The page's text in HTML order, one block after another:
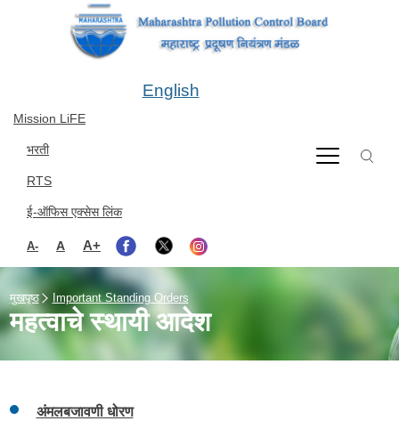
Mission LiFE
भरती
RTS
ई-ऑफिस एक्सेस लिंक
A- A A+
English
मुखपृष्ठ Important Standing Orders
महत्वाचे स्थायी आदेश
अंमलबजावणी धोरण